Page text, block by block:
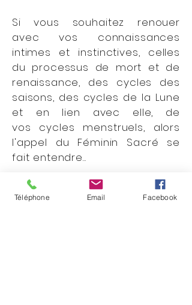
Si vous souhaitez renouer
avec vos connaissances
intimes et instinctives, celles
du processus de mort et de
renaissance, des cycles des
saisons, des cycles de la Lune
et en lien avec elle, de
vos cycles menstruels, alors
l'appel du Féminin Sacré se
fait entendre...
Téléphone Email Facebook